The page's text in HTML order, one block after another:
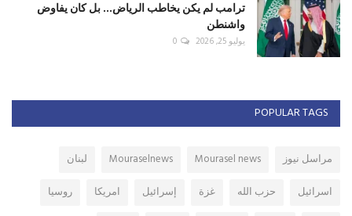
ترامب لم يكن يخاطب الرياض... بل كان يفاوض
واشنطن
يوليو 25, 2026 0
POPULAR TAGS
مراسل نيوز Mourasel news
Mouraselnews
لبنان
اسرائيل
حزب الله غزة إسرائيل امريكا
روسيا